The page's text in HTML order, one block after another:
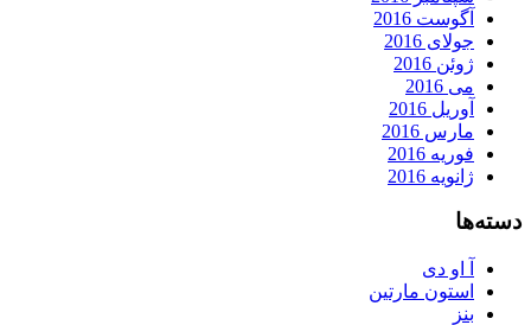
آگوست 2016
جولای 2016
ژوئن 2016
می 2016
آوریل 2016
مارس 2016
فوریه 2016
ژانویه 2016
دسته‌ها
آ او دی
استون مارتین
بنز